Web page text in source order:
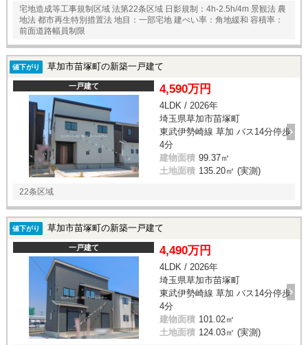
宅地造成等工事規制区域 法第22条区域 日影規制：4h-2.5h/4m 景観法 農
地法 都市再生特別措置法 地目：一部宅地 建ぺい率：角地緩和 容積率：
前面道路幅員制限
値下がり 草加市苗塚町の新築一戸建て
一戸建て 4,590万円
4LDK / 2026年
埼玉県草加市苗塚町
東武伊勢崎線 草加 バス14分停歩
4分
建物面積 99.37㎡
土地面積 135.20㎡ (実測)
22条区域
値下がり 草加市苗塚町の新築一戸建て
一戸建て 4,490万円
4LDK / 2026年
埼玉県草加市苗塚町
東武伊勢崎線 草加 バス14分停歩
4分
建物面積 101.02㎡
土地面積 124.03㎡ (実測)